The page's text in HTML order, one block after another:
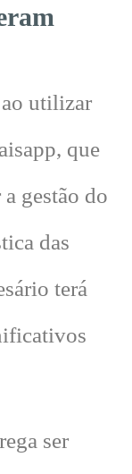
utilizar
que
gestão do
das
terá
ser